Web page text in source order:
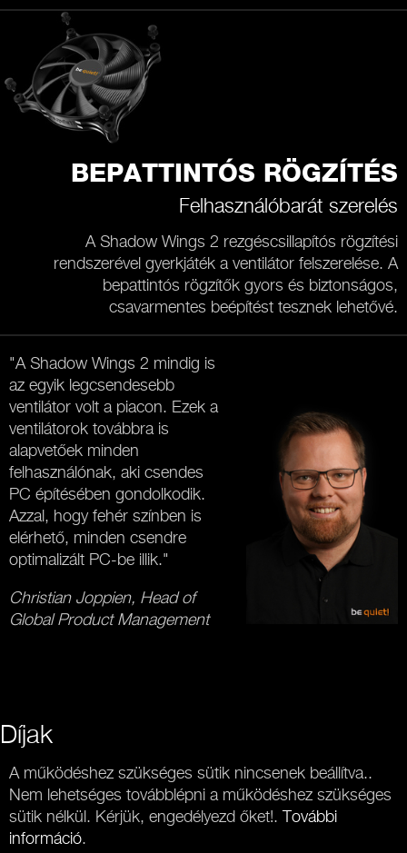
BEPATTINTÓS RÖGZÍTÉS
Felhasználóbarát szerelés
A Shadow Wings 2 rezgéscsillapítós rögzítési
rendszerével gyerkjáték a ventilátor felszerelése. A
bepattintós rögzítők gyors és biztonságos,
csavarmentes beépítést tesznek lehetővé.
"A Shadow Wings 2 mindig is
az egyik legcsendesebb
ventilátor volt a piacon. Ezek a
ventilátorok továbbra is
alapvetőek minden
felhasználónak, aki csendes
PC építésében gondolkodik.
Azzal, hogy fehér színben is
elérhető, minden csendre
optimalizált PC-be illik."
Christian Joppien, Head of
Global Product Management
Díjak
A működéshez szükséges sütik nincsenek beállítva..
Nem lehetséges továbblépni a működéshez szükséges
sütik nélkül. Kérjük, engedélyezd őket!.További
információ.